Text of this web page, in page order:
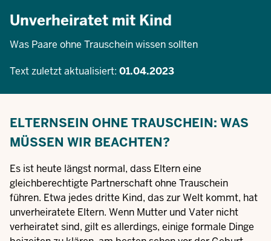
Unverheiratet mit Kind
Was Paare ohne Trauschein wissen sollten
Text zuletzt aktualisiert: 01.04.2023
ELTERNSEIN OHNE TRAUSCHEIN: WAS
MÜSSEN WIR BEACHTEN?
Es ist heute längst normal, dass Eltern eine
gleichberechtigte Partnerschaft ohne Trauschein
führen. Etwa jedes dritte Kind, das zur Welt kommt, hat
unverheiratete Eltern. Wenn Mutter und Vater nicht
verheiratet sind, gilt es allerdings, einige formale Dinge